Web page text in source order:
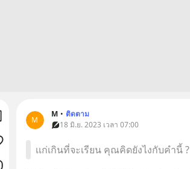
M
M • ติดตาม
18 มิ.ย. 2023 เวลา 07:00
เเก่เกินที่จะเรียน คุณคิดยังไงกับคำนี้ ?